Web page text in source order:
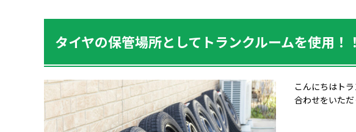
タイヤの保管場所としてトランクルームを使用！！
こんにちはト
合わせをいた